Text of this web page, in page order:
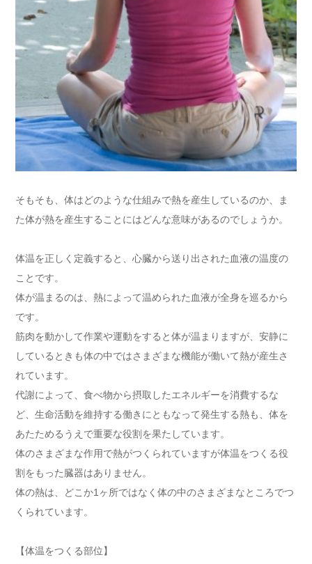
そもそも、体はどのような仕組みで熱を産生しているのか、ま
た体が熱を産生することにはどんな意味があるのでしょうか。
体温を正しく定義すると、心臓から送り出された血液の温度の
ことです。
体が温まるのは、熱によって温められた血液が全身を巡るから
です。
筋肉を動かして作業や運動をすると体が温まりますが、安静に
しているときも体の中ではさまざまな機能が働いて熱が産生さ
れています。
代謝によって、食べ物から摂取したエネルギーを消費するな
ど、生命活動を維持する働きにともなって発生する熱も、体を
あたためるうえで重要な役割を果たしています。
体のさまざまな作用で熱がつくられていますが体温をつくる役
割をもった臓器はありません。
体の熱は、どこか1ヶ所ではなく体の中のさまざまなところでつ
くられています。
【体温をつくる部位】